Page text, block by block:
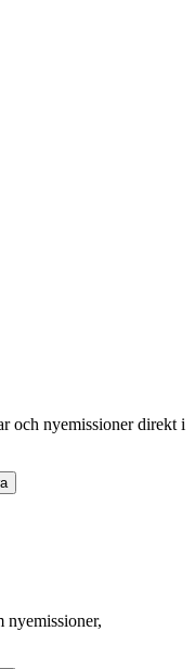
och nyemissioner direkt i
nyemissioner,